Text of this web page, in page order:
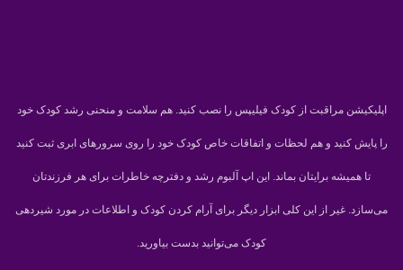
اپلیکیشن مراقبت از کودک فیلیپس را نصب کنید. هم سلامت و منحنی رشد کودک خود
را پایش کنید و هم لحظات و اتفاقات خاص کودک خود را روی سرورهای ابری ثبت کنید
تا همیشه برایتان بماند. این اپ آلبوم رشد و دفترچه خاطرات برای هر فرزندتان
می‌سازد. غیر از این کلی ابزار دیگر برای آرام کردن کودک و اطلاعات در مورد شیردهی
کودک می‌توانید بدست بیاورید.